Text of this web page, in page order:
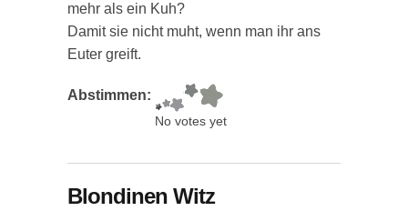
mehr als ein Kuh?
Damit sie nicht muht, wenn man ihr ans
Euter greift.
Abstimmen:
No votes yet
Blondinen Witz